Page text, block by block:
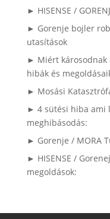
► HISENSE /
► Gorenje bojler
utasítások
► Miért károsodnak
hibák és
► Mosási
► 4 sütési hiba ami
meghibásodás:
► Gorenje / MORA
► HISENSE /
megoldások: